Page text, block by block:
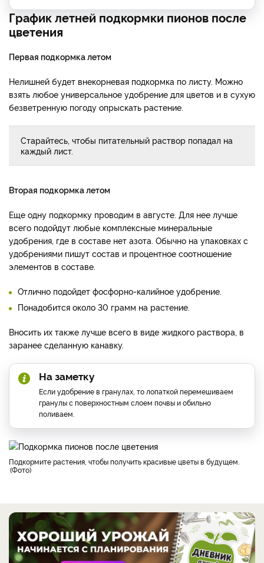
График летней подкормки пионов после
цветения
Первая подкормка летом
Нелишней будет внекорневая подкормка по листу. Можно
взять любое универсальное удобрение для цветов и в сухую
безветренную погоду опрыскать растение.
Старайтесь, чтобы питательный раствор попадал на
каждый лист.
Вторая подкормка летом
Еще одну подкормку проводим в августе. Для нее лучше
всего подойдут любые комплексные минеральные
удобрения, где в составе нет азота. Обычно на упаковках с
удобрениями пишут состав и процентное соотношение
элементов в составе.
Отлично подойдет фосфорно-калийное удобрение.
Понадобится около 30 грамм на растение.
Вносить их также лучше всего в виде жидкого раствора, в
заранее сделанную канавку.
На заметку
Если удобрение в гранулах, то лопаткой перемешиваем
гранулы с поверхностным слоем почвы и обильно
поливаем.
Подкормите растения, чтобы получить красивые цветы в будущем.
Фото